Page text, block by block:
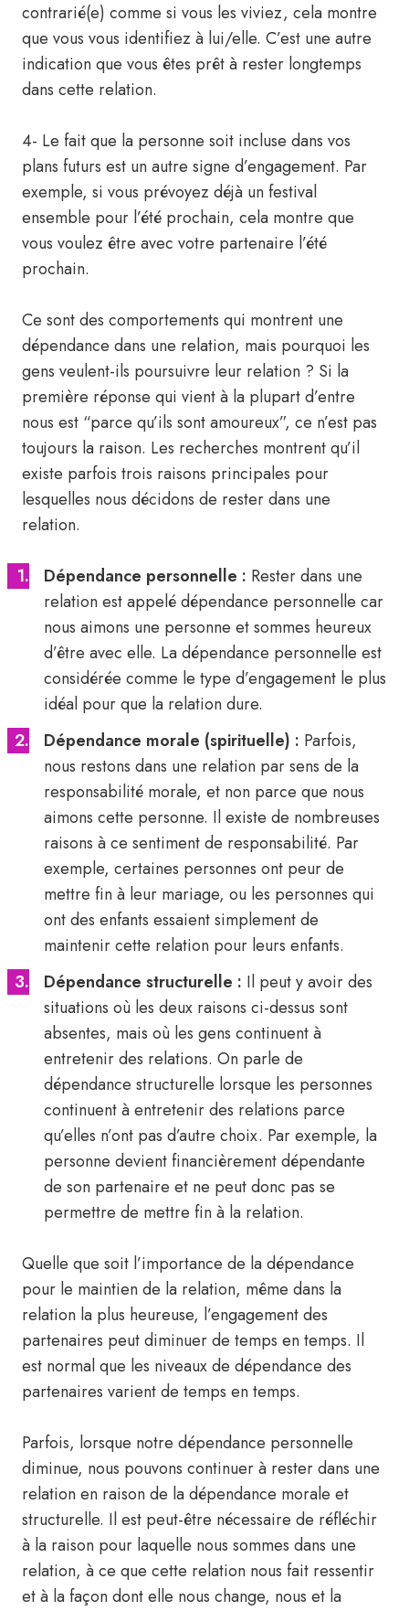
contrarié(e) comme si vous les viviez, cela montre
que vous vous identifiez à lui/elle. C’est une autre
indication que vous êtes prêt à rester longtemps
dans cette relation.
4- Le fait que la personne soit incluse dans vos
plans futurs est un autre signe d’engagement. Par
exemple, si vous prévoyez déjà un festival
ensemble pour l’été prochain, cela montre que
vous voulez être avec votre partenaire l’été
prochain.
Ce sont des comportements qui montrent une
dépendance dans une relation, mais pourquoi les
gens veulent-ils poursuivre leur relation ? Si la
première réponse qui vient à la plupart d’entre
nous est “parce qu’ils sont amoureux”, ce n’est pas
toujours la raison. Les recherches montrent qu’il
existe parfois trois raisons principales pour
lesquelles nous décidons de rester dans une
relation.
Dépendance personnelle : Rester dans une
relation est appelé dépendance personnelle car
nous aimons une personne et sommes heureux
d’être avec elle. La dépendance personnelle est
considérée comme le type d’engagement le plus
idéal pour que la relation dure.
Dépendance morale (spirituelle) : Parfois,
nous restons dans une relation par sens de la
responsabilité morale, et non parce que nous
aimons cette personne. Il existe de nombreuses
raisons à ce sentiment de responsabilité. Par
exemple, certaines personnes ont peur de
mettre fin à leur mariage, ou les personnes qui
ont des enfants essaient simplement de
maintenir cette relation pour leurs enfants.
Dépendance structurelle : Il peut y avoir des
situations où les deux raisons ci-dessus sont
absentes, mais où les gens continuent à
entretenir des relations. On parle de
dépendance structurelle lorsque les personnes
continuent à entretenir des relations parce
qu’elles n’ont pas d’autre choix. Par exemple, la
personne devient financièrement dépendante
de son partenaire et ne peut donc pas se
permettre de mettre fin à la relation.
Quelle que soit l’importance de la dépendance
pour le maintien de la relation, même dans la
relation la plus heureuse, l’engagement des
partenaires peut diminuer de temps en temps. Il
est normal que les niveaux de dépendance des
partenaires varient de temps en temps.
Parfois, lorsque notre dépendance personnelle
diminue, nous pouvons continuer à rester dans une
relation en raison de la dépendance morale et
structurelle. Il est peut-être nécessaire de réfléchir
à la raison pour laquelle nous sommes dans une
relation, à ce que cette relation nous fait ressentir
et à la façon dont elle nous change, nous et la